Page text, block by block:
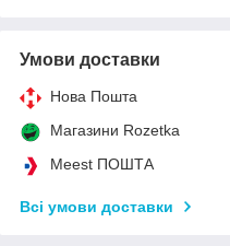
Умови доставки
Нова Пошта
Магазини Rozetka
Meest ПОШТА
Всі умови доставки